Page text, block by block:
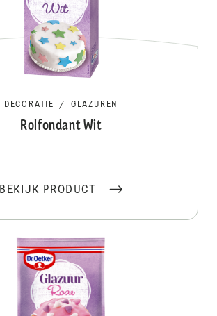
DECORATIE / GLAZUREN
Rolfondant Wit
BEKIJK PRODUCT